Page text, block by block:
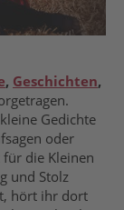
, Geschichten,
Gedichte
oder
die Kleinen
und Stolz
hört ihr dort